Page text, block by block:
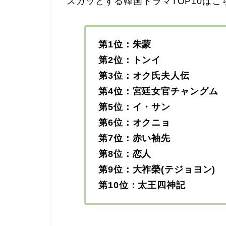
第1位：朱蒙
第2位：トンイ
第3位：オク氏夫人伝
第4位：宮廷女官チャングム
第5位：イ・サン
第6位：オクニョ
第7位：赤い袖先
第8位：恋人
第9位：大祚榮(テジョヨン)
第10位：太王四神記